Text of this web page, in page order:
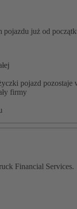
pojazdu już od
pojazd pozostaje
firmy
Financial Services.